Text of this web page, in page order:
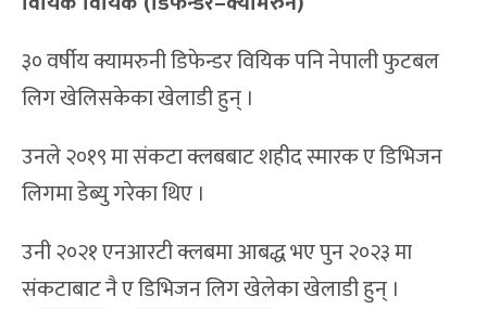
३० वर्षीय क्यामरुनी डिफेन्डर वियिक पनि नेपाली फुटबल
लिग खेलिसकेका खेलाडी हुन् ।
उनले २०१९ मा संकटा क्लबबाट शहीद स्मारक ए डिभिजन
लिगमा डेब्यु गरेका थिए ।
उनी २०२१ एनआरटी क्लबमा आबद्ध भए पुन २०२३ मा
संकटाबाट नै ए डिभिजन लिग खेलेका खेलाडी हुन् ।